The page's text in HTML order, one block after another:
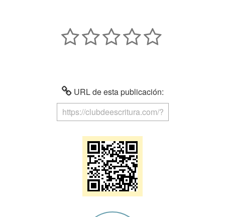
URL de esta publicación: